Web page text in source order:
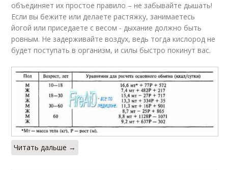
объединяет их простое правило – не забывайте дышать!
Если вы бежите или делаете растяжку, занимаетесь
йогой или приседаете с весом - дыхание должно быть
ровным. Не задерживайте воздух, ведь тогда кислород не
будет поступать в организм, и силы быстро покинут вас.
Читать дальше →